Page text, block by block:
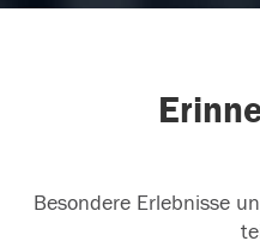
Besondere Erlebnisse